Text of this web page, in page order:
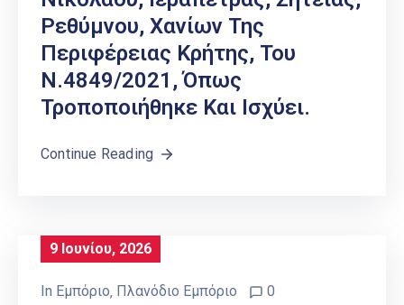
Ρεθύμνου, Χανίων Της
Περιφέρειας Κρήτης, Του
Ν.4849/2021, Όπως
Τροποποιήθηκε Και Ισχύει.
Continue Reading
9 Ιουνίου, 2026
In Εμπόριο‚ Πλανόδιο Εμπόριο 0